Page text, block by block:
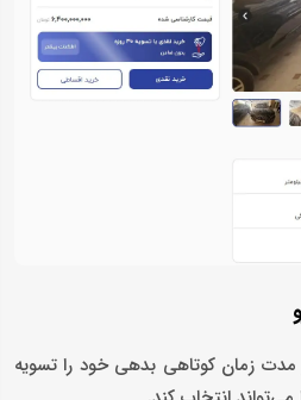
مدت زمان کوتاهی بدهی خود را تسویه